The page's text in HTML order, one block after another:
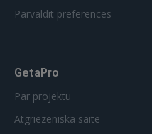
Pārvaldīt preferences
GetaPro
Par projektu
Atgriezeniskā saite